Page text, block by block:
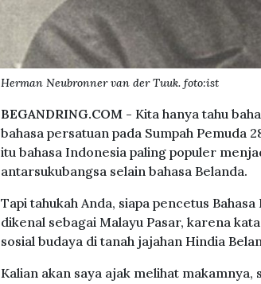
Herman Neubronner van der Tuuk. foto:ist
BEGANDRING.COM - Kita hanya tahu
bahasa persatuan pada Sumpah Pemuda
itu bahasa Indonesia paling populer
antarsukubangsa selain bahasa Belanda.
Tapi tahukah Anda, siapa pencetus
dikenal sebagai Malayu Pasar, karena
sosial budaya di tanah jajahan Hindia
Kalian akan saya ajak melihat